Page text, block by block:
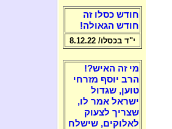
חודש כסלו זה
חודש הגאולה!
י"ד בכסלו/ 8.12.22
מי זה האיש?!
הרב יוסף מזרחי
טוען, שגדול
ישראל אמר לו,
שצריך לצעוק
לאלוקים, שישלח